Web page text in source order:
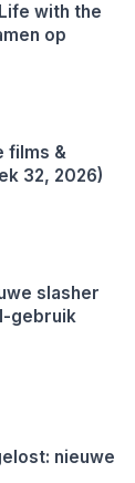
with the
op
films &
32, 2026)
slasher
gebruik
nieuwe